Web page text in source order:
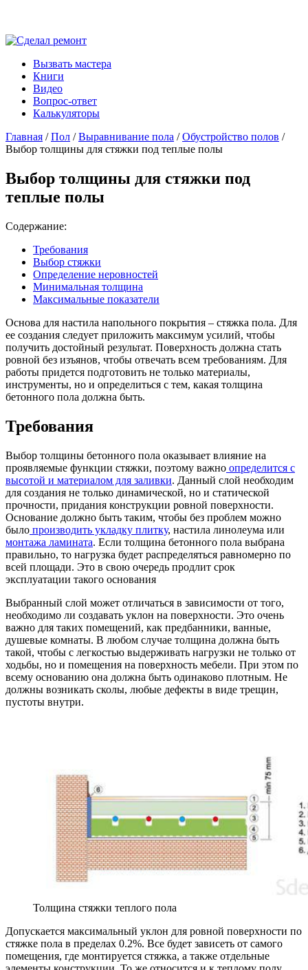
Вызвать мастера
Книги
Видео
Вопрос-ответ
Калькуляторы
Главная /Пол /Выравнивание пола /Обустройство полов /
Выбор толщины для стяжки под теплые полы
Выбор толщины для стяжки под
теплые полы
Содержание:
Требования
Выбор стяжки
Определение неровностей
Минимальная толщина
Максимальные показатели
Основа для настила напольного покрытия – стяжка пола. Для
ее создания следует приложить максимум усилий, чтобы
получить достойный результат. Поверхность должна стать
ровной без изъянов, чтобы отвечать всем требованиям. Для
работы придется подготовить не только материалы,
инструменты, но и определиться с тем, какая толщина
бетонного пола должна быть.
Требования
Выбор толщины бетонного пола оказывает влияние на
проявляемые функции стяжки, поэтому важно определится с
высотой и материалом для заливки. Данный слой необходим
для создания не только динамической, но и статической
прочности, придания конструкции ровной поверхности.
Основание должно быть таким, чтобы без проблем можно
было производить укладку плитку, настила линолеума или
монтажа ламината. Если толщина бетонного пола выбрана
правильно, то нагрузка будет распределяться равномерно по
всей площади. Это в свою очередь продлит срок
эксплуатации такого основания
Выбранный слой может отличаться в зависимости от того,
необходимо ли создавать уклон на поверхности. Это очень
важно для таких помещений, как предбанники, ванные,
душевые комнаты. В любом случае толщина должна быть
такой, чтобы с легкостью выдерживать нагрузки не только от
ходьбы, но и помещения на поверхность мебели. При этом по
всему основанию она должна быть одинаково плотным. Не
должны возникать сколы, любые дефекты в виде трещин,
пустоты внутри.
Толщина стяжки теплого пола
Допускается максимальный уклон для ровной поверхности по
стяжке пола в пределах 0.2%. Все будет зависеть от самого
помещения, где монтируется стяжка, а также отдельные